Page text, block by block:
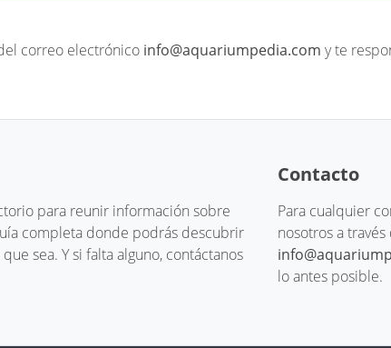
correo electrónico info@aquariumpedia.com y te
para reunir información sobre
completa donde podrás descubrir
sea. Y si falta alguno, contáctanos
Contacto
Para cualquier
nosotros a
lo antes posible.